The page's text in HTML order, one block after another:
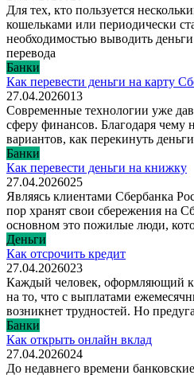
Для тех, кто пользуется
кошельками или периодически
необходимостью выводить
перевода
Банки
Как перевести деньги на карту
27.04.2026013
Современные технологии уже
сферу финансов. Благодаря чему
вариантов, как перекинуть
Банки
Как перевести деньги на книжку
27.04.2026025
Являясь клиентами Сбербанка
пор хранят свои сбережения на
основном это пожилые люди,
Деньги
Как отсрочить кредит
27.04.2026023
Каждый человек, оформляющий
на то, что с выплатами
возникнет трудностей. Но
Банки
Как открыть онлайн вклад
27.04.2026024
До недавнего времени